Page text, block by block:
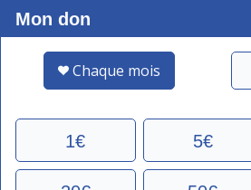
Skip
to
content
Mon don
Chaque mois
1€ 5€